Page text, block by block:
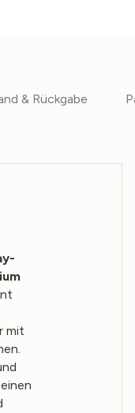
& Rückgabe
mit